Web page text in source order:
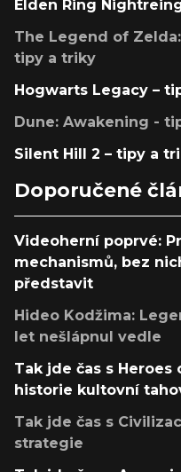
Elden Ring
The Legend of
tipy a triky
Hogwarts Legacy –
Dune: Awakening -
Silent Hill 2 – tipy a
Doporučené
Videoherní poprvé:
mechanismů, bez
představit
Hideo Kodžima:
let nešlápnul vedle
Tak jde čas s
historie kultovní
Tak jde čas s
strategie